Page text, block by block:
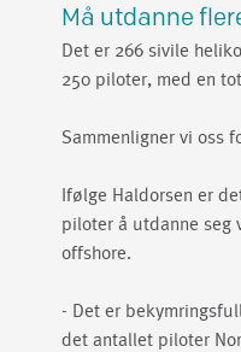
Må utdanne
Det er 266 sivile
250 piloter, med en
Sammenligner vi oss
Ifølge Haldorsen er
piloter å utdanne seg
offshore.
- Det er
det antallet piloter